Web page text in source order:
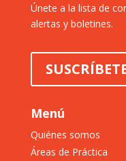
Únete a la lista de
alertas y boletines.
Menú
Quiénes somos
Áreas de Práctica